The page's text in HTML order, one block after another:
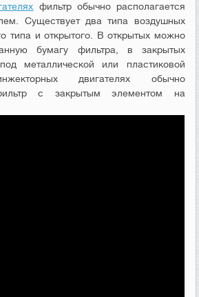
фильтр обычно располагается
Существует два типа воздушных
типа и открытого. В открытых можно
бумагу фильтра, в закрытых
металлической или пластиковой
двигателях обычно
с закрытым элементом на